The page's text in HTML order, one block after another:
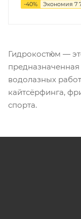
-40% Экономия 7
Гидрокостю́м —
водолазных
кайтсёрфинга,
спорта.